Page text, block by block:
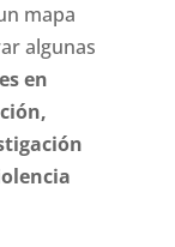
mapa
algunas
en